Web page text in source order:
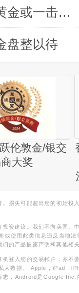
领峰金评：静待小非农指引 黄金或一击破局
盘整以待
伦敦金/银交
大奖
损失可能超出您的初始投
资建议。我们不向美国、
使用此类信息违反当地
的产品披露声明和其他相关
登入您的交易帐户，亦不
人数据。 Apple，iPad，
，Android是Google